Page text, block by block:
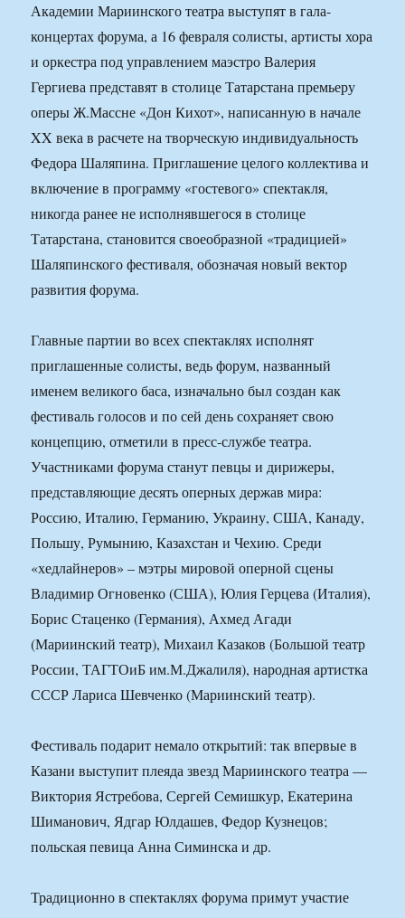
Академии Мариинского театра выступят в гала-
концертах форума, а 16 февраля солисты, артисты хора
и оркестра под управлением маэстро Валерия
Гергиева представят в столице Татарстана премьеру
оперы Ж.Массне «Дон Кихот», написанную в начале
XX века в расчете на творческую индивидуальность
Федора Шаляпина. Приглашение целого коллектива и
включение в программу «гостевого» спектакля,
никогда ранее не исполнявшегося в столице
Татарстана, становится своеобразной «традицией»
Шаляпинского фестиваля, обозначая новый вектор
развития форума.
Главные партии во всех спектаклях исполнят
приглашенные солисты, ведь форум, названный
именем великого баса, изначально был создан как
фестиваль голосов и по сей день сохраняет свою
концепцию, отметили в пресс-службе театра.
Участниками форума станут певцы и дирижеры,
представляющие десять оперных держав мира:
Россию, Италию, Германию, Украину, США, Канаду,
Польшу, Румынию, Казахстан и Чехию. Среди
«хедлайнеров» – мэтры мировой оперной сцены
Владимир Огновенко (США), Юлия Герцева (Италия),
Борис Стаценко (Германия), Ахмед Агади
(Мариинский театр), Михаил Казаков (Большой театр
России, ТАГТОиБ им.М.Джалиля), народная артистка
СССР Лариса Шевченко (Мариинский театр).
Фестиваль подарит немало открытий: так впервые в
Казани выступит плеяда звезд Мариинского театра —
Виктория Ястребова, Сергей Семишкур, Екатерина
Шиманович, Ядгар Юлдашев, Федор Кузнецов;
польская певица Анна Симинска и др.
Традиционно в спектаклях форума примут участие